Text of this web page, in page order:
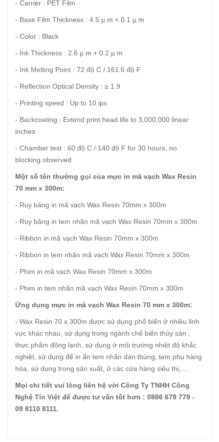
- Carrier : PET Film
- Base Film Thickness : 4.5 µ m + 0.1 µ m
- Color : Black
- Ink Thickness : 2.6 µ m + 0.2 µ m
- Ink Melting Point : 72 độ C / 161.6 độ F
- Reflection Optical Density : ≥ 1.9
- Printing speed : Up to 10 ips
- Backcoating : Extend print head life to 3,000,000 linear
inches
- Chamber test : 60 độ C / 140 độ F for 30 hours, no
blocking observed
Một số tên thường gọi của mực in mã vạch Wax Resin
70 mm x 300m:
- Ruy băng in mã vạch Wax Resin 70mm x 300m
- Ruy băng in tem nhãn mã vạch Wax Resin 70mm x 300m
- Ribbon in mã vạch Wax Resin 70mm x 300m
- Ribbon in tem nhãn mã vạch Wax Resin 70mm x 300m
- Phim in mã vạch Wax Resin 70mm x 300m
- Phim in tem nhãn mã vạch Wax Resin 70mm x 300m
Ứng dụng mực in mã vạch Wax Resin 70 mm x 300m:
- Wax Resin 70 x 300m được sử dụng phổ biến ở nhiều lỉnh
vực khác nhau, sử dụng trong ngành chế biến thủy sản ,
thực phẩm đông lạnh, sử dụng ở môi trường nhiệt độ khắc
nghiệt, sử dụng để in ấn tem nhãn dán thùng, tem phụ hàng
hóa, sử dụng trong sản xuất, ở các cửa hàng siêu thị,....
Mọi chi tiết vui lòng liên hệ với Công Ty TNHH Công
Nghệ Tín Việt để được tư vấn tốt hơn : 0886 679 779 -
09 8110 8111.